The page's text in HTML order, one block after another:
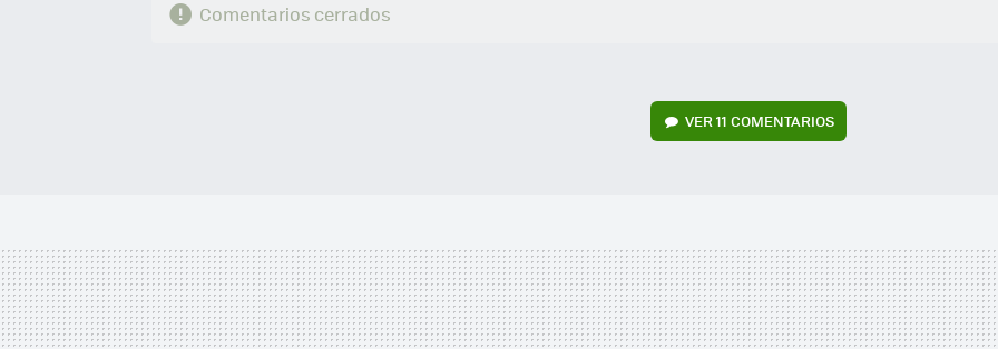
Comentarios cerrados
VER11 COMENTARIOS